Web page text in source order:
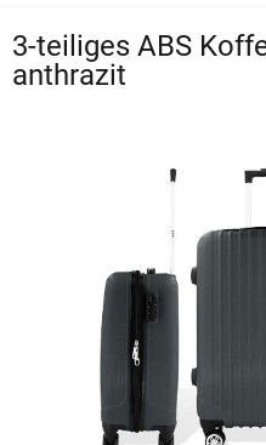
3-teiliges ABS
anthrazit